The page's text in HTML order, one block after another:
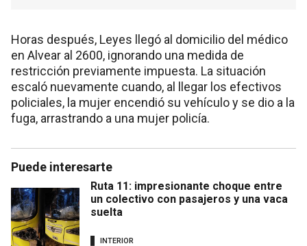
Horas después, Leyes llegó al domicilio del médico
en Alvear al 2600, ignorando una medida de
restricción previamente impuesta. La situación
escaló nuevamente cuando, al llegar los efectivos
policiales, la mujer encendió su vehículo y se dio a la
fuga, arrastrando a una mujer policía.
Puede interesarte
Ruta 11: impresionante choque entre
un colectivo con pasajeros y una vaca
suelta
INTERIOR